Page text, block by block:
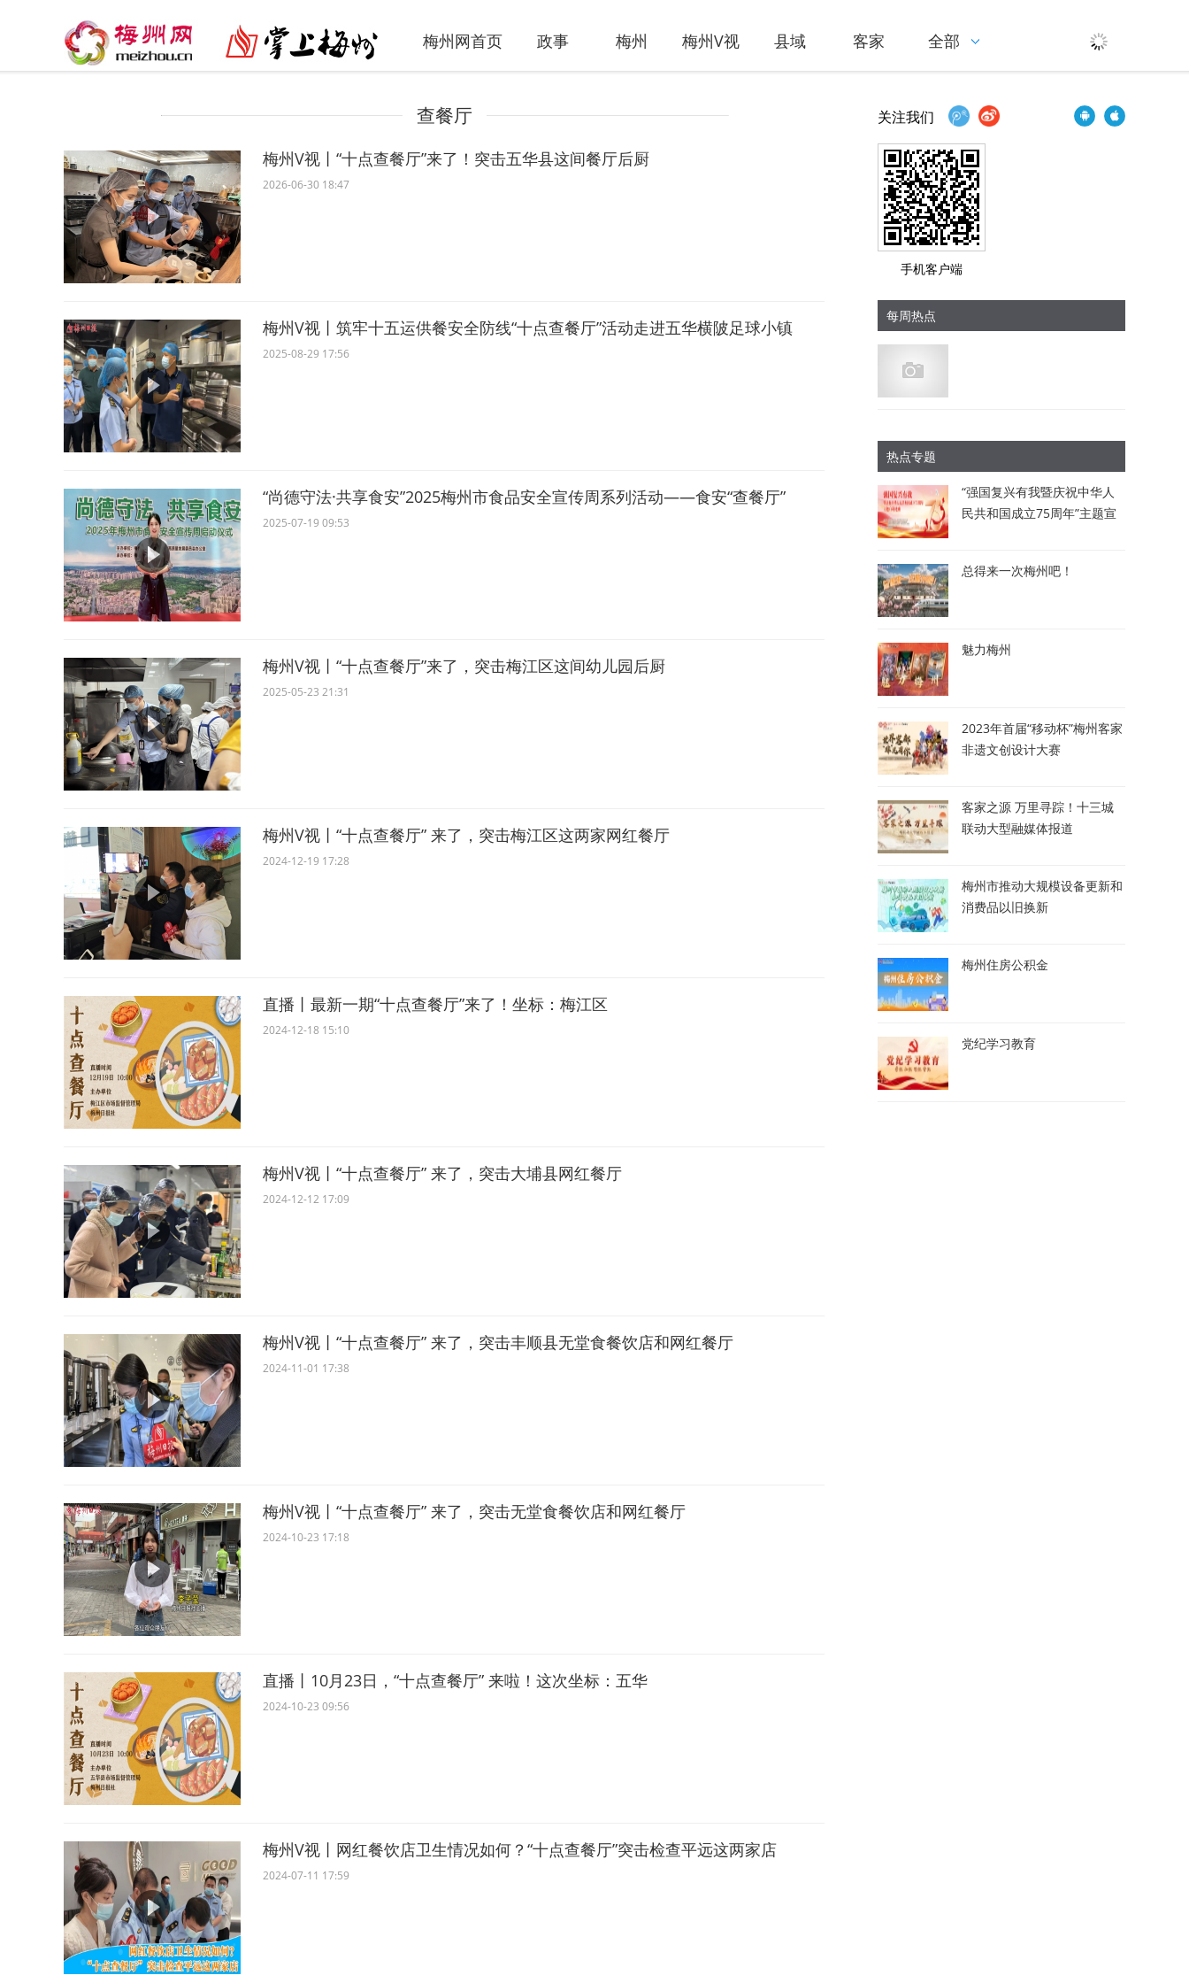
梅州网首页 政事 梅州 梅州V视 县域 客家 全部
查餐厅
梅州V视丨“十点查餐厅”来了！突击五华县这间餐厅后厨
2026-06-30 18:47
梅州V视丨筑牢十五运供餐安全防线“十点查餐厅”活动走进五华横陂足球小镇
2025-08-29 17:56
“尚德守法·共享食安”2025梅州市食品安全宣传周系列活动——食安“查餐厅”
2025-07-19 09:53
梅州V视丨“十点查餐厅”来了，突击梅江区这间幼儿园后厨
2025-05-23 21:31
梅州V视丨“十点查餐厅” 来了，突击梅江区这两家网红餐厅
2024-12-19 17:28
直播丨最新一期“十点查餐厅”来了！坐标：梅江区
2024-12-18 15:10
梅州V视丨“十点查餐厅” 来了，突击大埔县网红餐厅
2024-12-12 17:09
梅州V视丨“十点查餐厅” 来了，突击丰顺县无堂食餐饮店和网红餐厅
2024-11-01 17:38
梅州V视丨“十点查餐厅” 来了，突击无堂食餐饮店和网红餐厅
2024-10-23 17:18
直播丨10月23日，“十点查餐厅” 来啦！这次坐标：五华
2024-10-23 09:56
梅州V视丨网红餐饮店卫生情况如何？“十点查餐厅”突击检查平远这两家店
2024-07-11 17:59
关注我们
手机客户端
每周热点
热点专题
“强国复兴有我暨庆祝中华人
民共和国成立75周年”主题宣
总得来一次梅州吧！
魅力梅州
2023年首届“移动杯”梅州客家
非遗文创设计大赛
客家之源 万里寻踪！十三城
联动大型融媒体报道
梅州市推动大规模设备更新和
消费品以旧换新
梅州住房公积金
党纪学习教育